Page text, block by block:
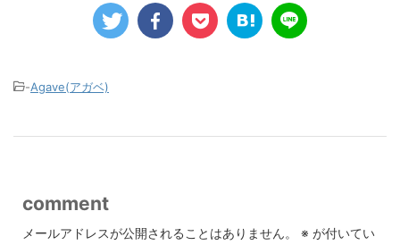
-Agave(アガベ)
comment
メールアドレスが公開されることはありません。 ※ が付いてい